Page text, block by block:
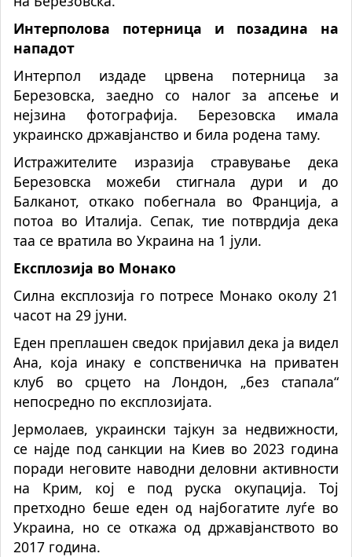
Интерполова потерница и позадина на
нападот
Интерпол издаде црвена потерница за
Березовска, заедно со налог за апсење и
нејзина фотографија. Березовска имала
украинско државјанство и била родена таму.
Истражителите изразија стравување дека
Березовска можеби стигнала дури и до
Балканот, откако побегнала во Франција, а
потоа во Италија. Сепак, тие потврдија дека
таа се вратила во Украина на 1 јули.
Експлозија во Монако
Силна експлозија го потресе Монако околу 21
часот на 29 јуни.
Еден преплашен сведок пријавил дека ја видел
Ана, која инаку е сопственичка на приватен
клуб во срцето на Лондон, „без стапала“
непосредно по експлозијата.
Јермолаев, украински тајкун за недвижности,
се најде под санкции на Киев во 2023 година
поради неговите наводни деловни активности
на Крим, кој е под руска окупација. Тој
претходно беше еден од најбогатите луѓе во
Украина, но се откажа од државјанството во
2017 година.